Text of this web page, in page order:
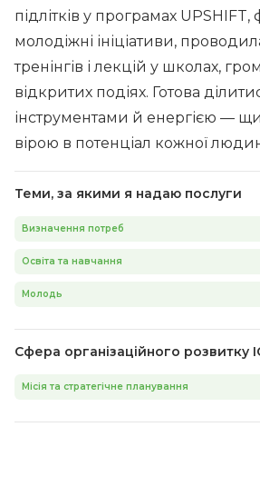
підлітків у програмах UPSHIFT,
молодіжні ініціативи,
тренінгів і лекцій у школах,
відкритих подіях. Готова
інструментами й енергією —
вірою в потенціал кожної
Теми, за якими я надаю послуги
Визначення потреб
Освіта та навчання
Молодь
Сфера організаційного розвитку
Місія та стратегічне планування